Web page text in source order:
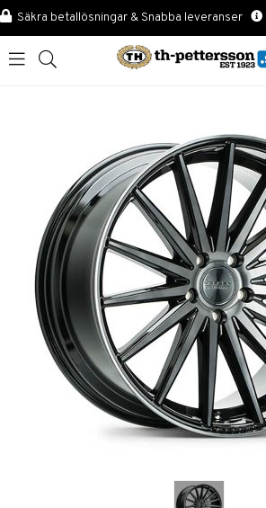
Säkra betallösningar & Snabba leveranser